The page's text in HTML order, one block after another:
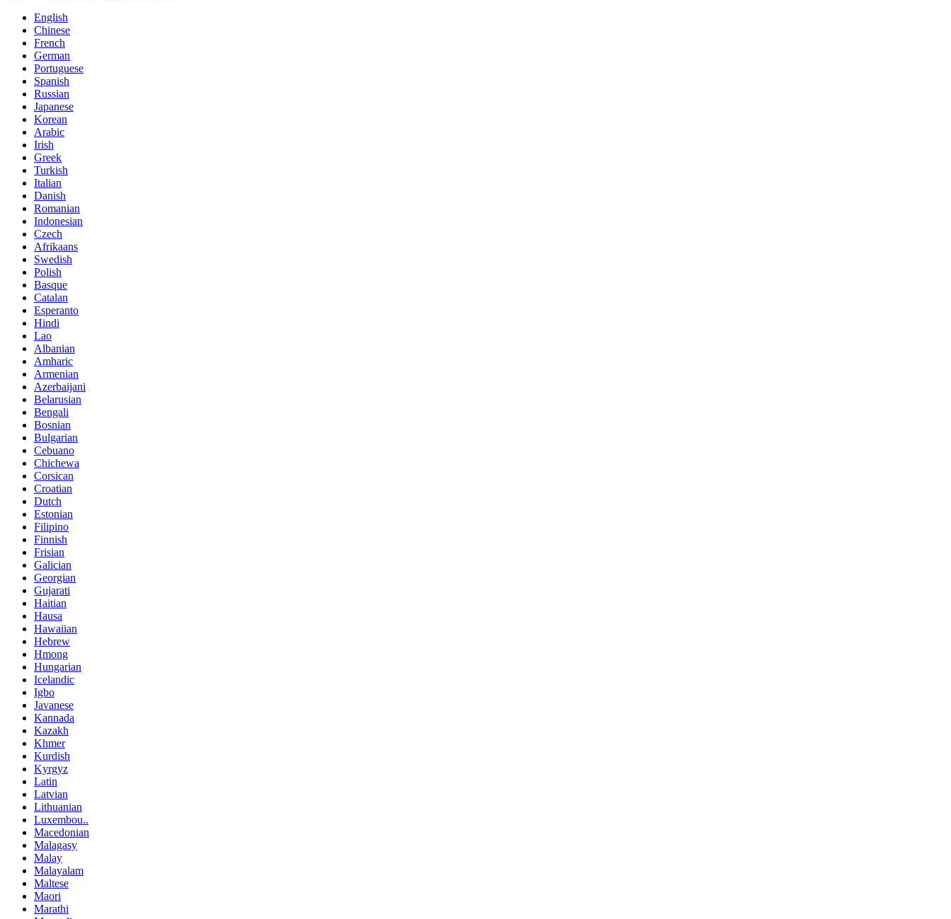
English
Chinese
French
German
Portuguese
Spanish
Russian
Japanese
Korean
Arabic
Irish
Greek
Turkish
Italian
Danish
Romanian
Indonesian
Czech
Afrikaans
Swedish
Polish
Basque
Catalan
Esperanto
Hindi
Lao
Albanian
Amharic
Armenian
Azerbaijani
Belarusian
Bengali
Bosnian
Bulgarian
Cebuano
Chichewa
Corsican
Croatian
Dutch
Estonian
Filipino
Finnish
Frisian
Galician
Georgian
Gujarati
Haitian
Hausa
Hawaiian
Hebrew
Hmong
Hungarian
Icelandic
Igbo
Javanese
Kannada
Kazakh
Khmer
Kurdish
Kyrgyz
Latin
Latvian
Lithuanian
Luxembou..
Macedonian
Malagasy
Malay
Malayalam
Maltese
Maori
Marathi